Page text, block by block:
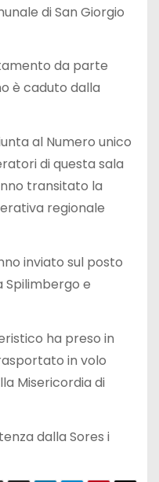
di San Giorgio
da parte
è caduto dalla
al Numero unico
di questa sala
transitato la
regionale
inviato sul posto
Spilimbergo e
ha preso in
in volo
Misericordia di
dalla Sores i